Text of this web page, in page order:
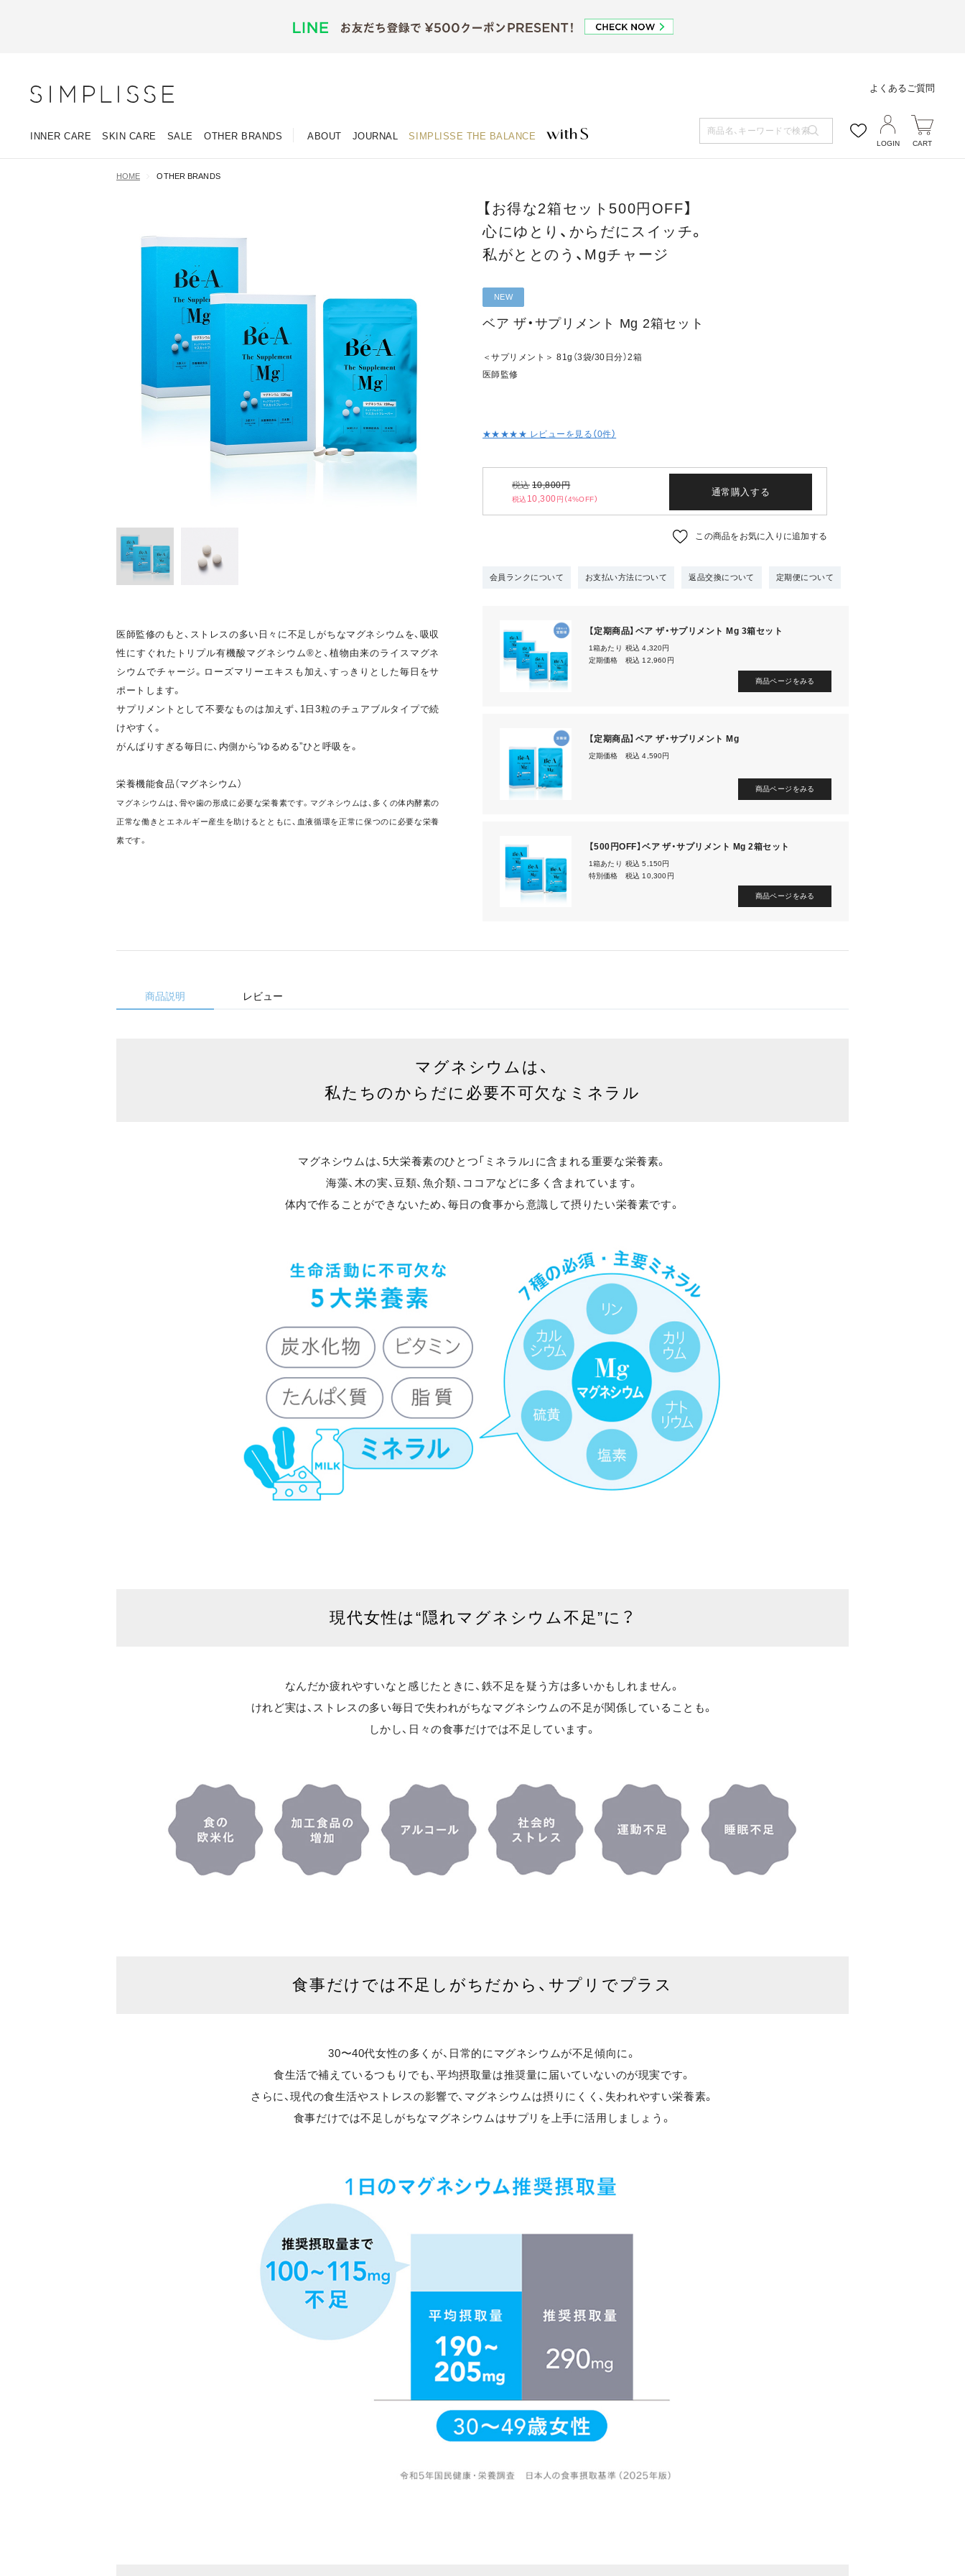
INNER CARE SKIN CARE SALE OTHER BRANDS ABOUT JOURNAL SIMPLISSE THE BALANCE
よくあるご質問
LOGIN CART
HOME OTHER BRANDS
医師監修のもと、ストレスの多い日々に不足しがちなマグネシウムを、吸収
性にすぐれたトリプル有機酸マグネシウム®と、植物由来のライスマグネ
シウムでチャージ。ローズマリーエキスも加え、すっきりとした毎日をサ
ポートします。
サプリメントとして不要なものは加えず、1日3粒のチュアブルタイプで続
けやすく。
がんばりすぎる毎日に、内側から“ゆるめる”ひと呼吸を。
栄養機能食品（マグネシウム）
マグネシウムは、骨や歯の形成に必要な栄養素です。マグネシウムは、多くの体内酵素の
正常な働きとエネルギー産生を助けるとともに、血液循環を正常に保つのに必要な栄養
素です。
【お得な2箱セット500円OFF】
心にゆとり、からだにスイッチ。
私がととのう、Mgチャージ
NEW
ベア ザ・サプリメント Mg 2箱セット
＜サプリメント＞ 81g（3袋/30日分）2箱
医師監修
★★★★★ レビューを見る（0件）
税込 10,800円
税込 10,300円（4%OFF）
通常購入する
この商品をお気に入りに追加する
会員ランクについて お支払い方法について 返品交換について 定期便について
【定期商品】ベア ザ・サプリメント Mg 3箱セット
1箱あたり 税込 4,320円
定期価格
税込 12,960円
商品ページをみる
【定期商品】ベア ザ・サプリメント Mg
定期価格 税込 4,590円
商品ページをみる
【500円OFF】ベア ザ・サプリメント Mg 2箱セット
1箱あたり 税込 5,150円
特別価格
税込 10,300円
商品ページをみる
商品説明 レビュー
マグネシウムは、
私たちのからだに 必要不可欠なミネラル
マグネシウムは、5大栄養素のひとつ 「ミネラル」に含まれる重要な栄養素。
海藻、木の実、豆類、魚介類、ココアなどに 多く含まれています。
体内で作ることができないため、毎日の食事から意識して摂りたい栄養素です。
現代女性は“隠れマグネシウム不足”に？
なんだか疲れやすいなと感じたときに、 鉄不足を疑う方は多いかもしれません。
けれど実は、ストレスの多い毎日で失われがちなマグネシウムの不足が関係していることも。
しかし、日々の食事だけでは不足しています。
食事だけでは不足しがちだから、サプリでプラス
30〜40代女性の多くが、 日常的にマグネシウムが不足傾向に。
食生活で補えているつもりでも、平均摂取量は推奨量に届いていないのが現実です。
さらに、現代の食生活やストレスの影響で、マグネシウムは摂りにくく、失われやすい栄養素。
食事だけでは不足しがちなマグネシウムはサプリを上手に活用しましょう。